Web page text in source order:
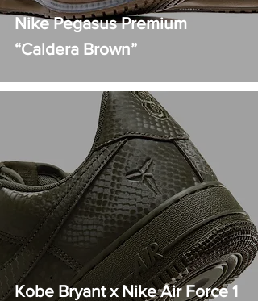
Nike Pegasus Premium
“Caldera Brown”
Kobe Bryant x Nike Air Force 1